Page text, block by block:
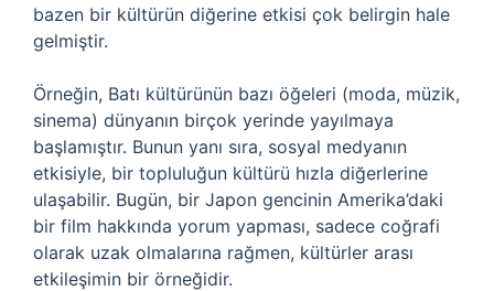
bazen bir kültürün diğerine etkisi çok belirgin hale
gelmiştir.
Örneğin, Batı kültürünün bazı öğeleri (moda, müzik,
sinema) dünyanın birçok yerinde yayılmaya
başlamıştır. Bunun yanı sıra, sosyal medyanın
etkisiyle, bir topluluğun kültürü hızla diğerlerine
ulaşabilir. Bugün, bir Japon gencinin Amerika’daki
bir film hakkında yorum yapması, sadece coğrafi
olarak uzak olmalarına rağmen, kültürler arası
etkileşimin bir örneğidir.